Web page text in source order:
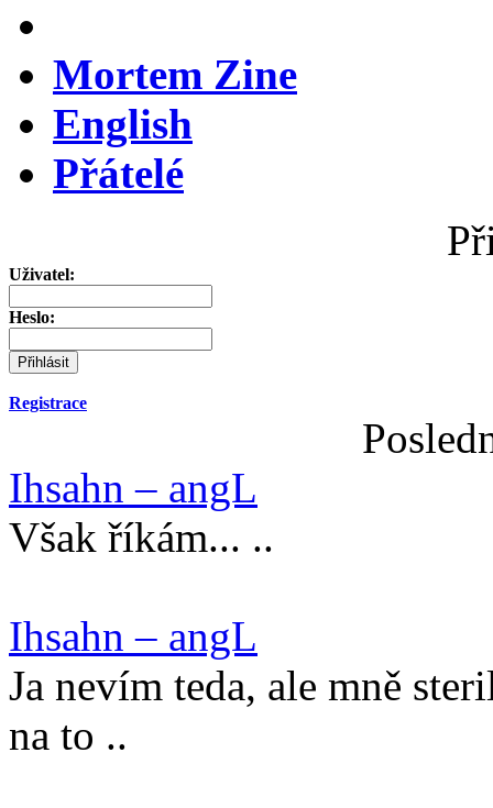
Mortem Zine
English
Přátelé
Uživatel:
Heslo:
Registrace
Ihsahn – angL
Však říkám... ..
Ihsahn – angL
Ja nevím teda, ale mně
na to ..